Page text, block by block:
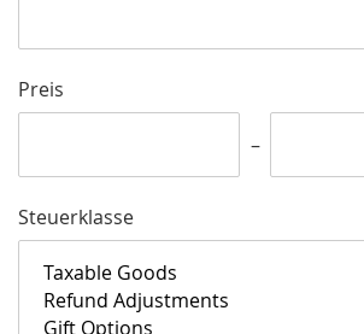
Preis
Steuerklasse